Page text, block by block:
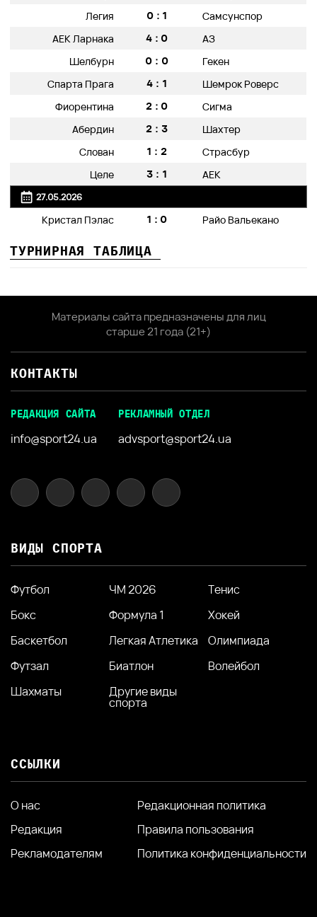
Легия
0:1
Самсунспор
АЕК Ларнака
4:0
АЗ
Шелбурн
0:0
Гекен
Спарта Прага
4:1
Шемрок Роверс
Фиорентина
2:0
Сигма
Абердин
2:3
Шахтер
Слован
1:2
Страсбур
Целе
3:1 АЕК
27.05.2026
Кристал Пэлас 1:0 Райо Вальекано
ТУРНИРНАЯ ТАБЛИЦА
Материалы сайта предназначены для лиц
старше 21 года (21+)
КОНТАКТЫ
РЕДАКЦИЯ САЙТА
info@sport24.ua
РЕКЛАМНЫЙ ОТДЕЛ
advsport@sport24.ua
ВИДЫ СПОРТА
Футбол ЧМ 2026
Тенис
Бокс
Формула 1
Хокей
Баскетбол
Легкая Атлетика
Олимпиада
Футзал
Биатлон
Волейбол
Шахматы
Другие виды
спорта
ССЫЛКИ
О нас
Редакция
Рекламодателям
Редакционная политика
Правила пользования
Политика конфиденциальности